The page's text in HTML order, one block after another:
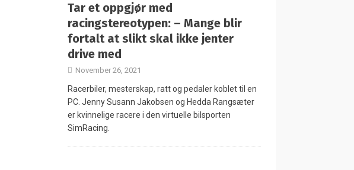
Tar et oppgjør med
racingstereotypen: – Mange blir
fortalt at slikt skal ikke jenter
drive med
November 26, 2021
Racerbiler, mesterskap, ratt og pedaler koblet til en
PC. Jenny Susann Jakobsen og Hedda Rangsæter
er kvinnelige racere i den virtuelle bilsporten
SimRacing.